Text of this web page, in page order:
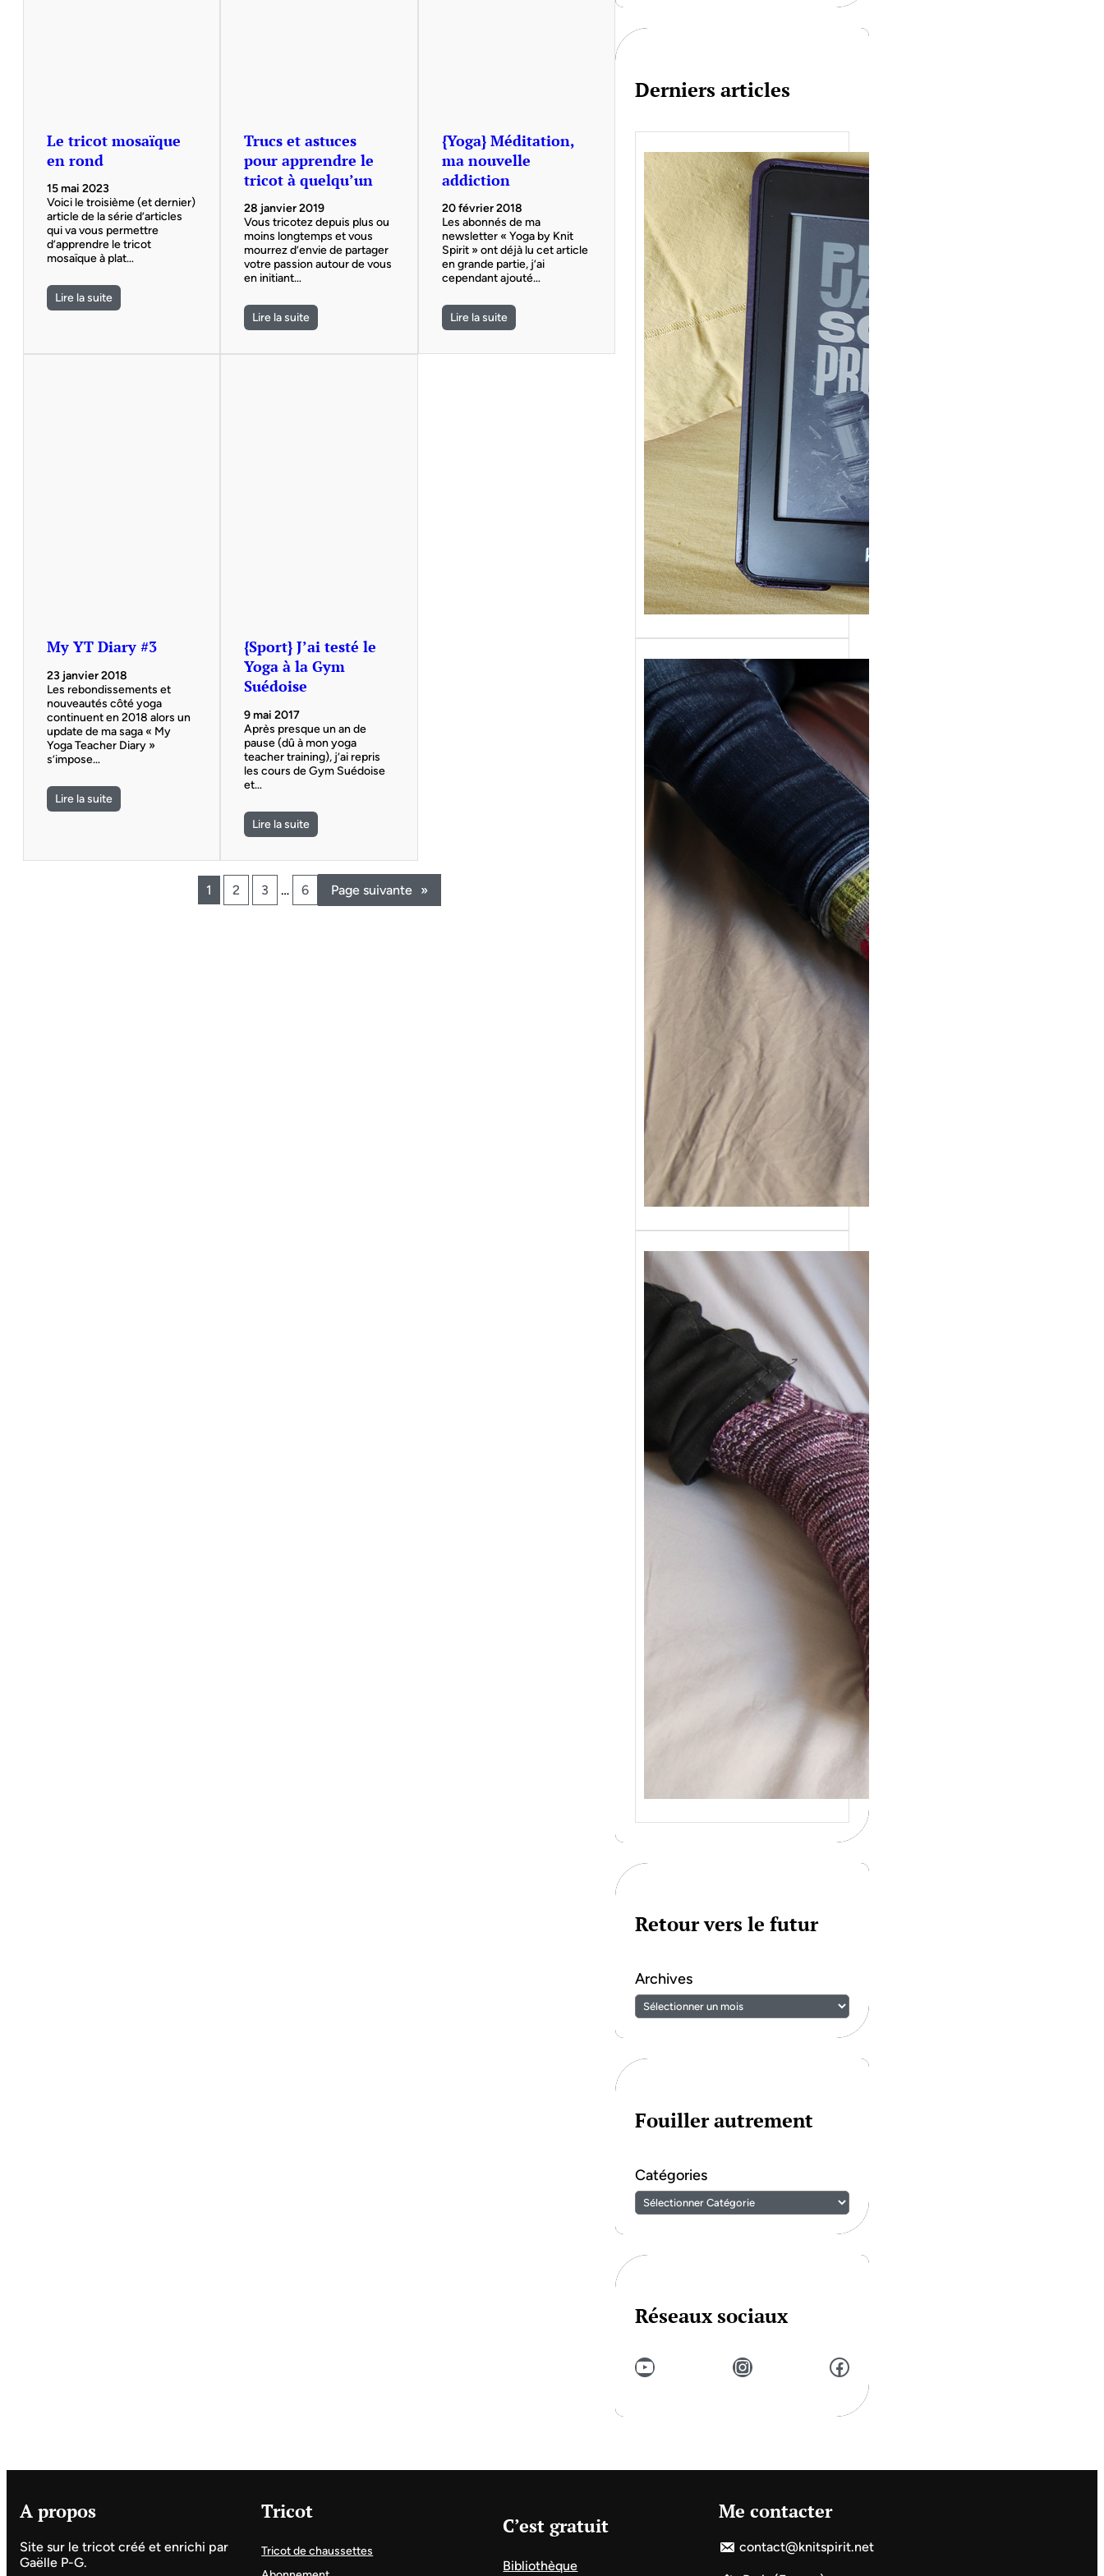
Le tricot mosaïque
en rond
15 mai 2023
Voici le troisième (et dernier)
article de la série d’articles
qui va vous permettre
d’apprendre le tricot
mosaïque à plat…
Lire la suite
Trucs et astuces
pour apprendre le
tricot à quelqu’un
28 janvier 2019
Vous tricotez depuis plus ou
moins longtemps et vous
mourrez d’envie de partager
votre passion autour de vous
en initiant…
Lire la suite
{Yoga} Méditation,
ma nouvelle
addiction
20 février 2018
Les abonnés de ma
newsletter « Yoga by Knit
Spirit » ont déjà lu cet article
en grande partie, j’ai
cependant ajouté…
Lire la suite
My YT Diary #3
23 janvier 2018
Les rebondissements et
nouveautés côté yoga
continuent en 2018 alors un
update de ma saga « My
Yoga Teacher Diary »
s’impose…
Lire la suite
{Sport} J’ai testé le
Yoga à la Gym
Suédoise
9 mai 2017
Après presque un an de
pause (dû à mon yoga
teacher training), j’ai repris
les cours de Gym Suédoise
et…
Lire la suite
1 2 3 … 6 Page suivante »
h
Derniers articles
Je bouquine #149
Sans grande surprise, j’ai
replongé dans la série
« Roy Grace »…
{Tricot} Flower
power socks
Ce patron a été
initialement créé pour
les membres de…
{Tricot} Le défi 2026
: Je tricote mes
socquettes
C’est la 4ème année
j’organise un défi de…
Retour vers le futur
Archives
Fouiller autrement
Catégories
Réseaux sociaux
YouTube Instagram Facebook
A propos
Site sur le tricot créé et enrichi par
Gaëlle P-G.
Tricot
Tricot de chaussettes
C’est gratuit
Bibliothèque
Me contacter
contact@knitspirit.net